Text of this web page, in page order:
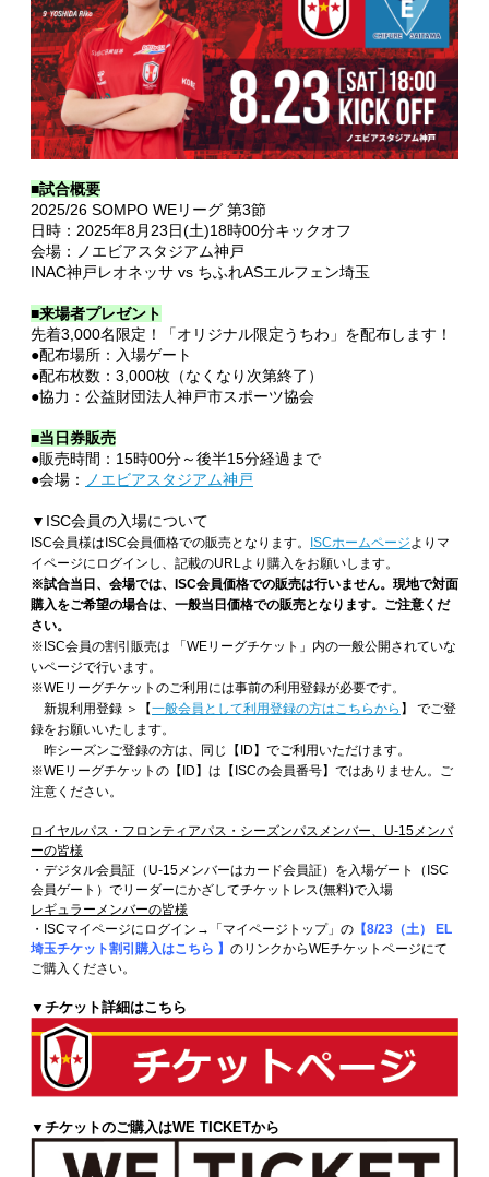
■試合概要
2025/26 SOMPO WEリーグ 第3節
日時：2025年8月23日(土)18時00分キックオフ
会場：ノエビアスタジアム神戸
INAC神戸レオネッサ vs ちふれASエルフェン埼玉
■来場者プレゼント
先着3,000名限定！「オリジナル限定うちわ」を配布します！
●配布場所：入場ゲート
●配布枚数：3,000枚（なくなり次第終了）
●協力：公益財団法人神戸市スポーツ協会
■当日券販売
●販売時間：15時00分～後半15分経過まで
●会場：
ノエビアスタジアム神戸
▼ISC会員の入場について
ISC会員様はISC会員価格での販売となります。 ISCホームページ よりマ
イページにログインし、記載のURLより購入をお願いします。
※試合当日、会場では、ISC会員価格での販売は行いません。現地で対面
購入をご希望の場合は、一般当日価格での販売となります。ご注意くだ
さい。
※ISC会員の割引販売は 「WEリーグチケット」内の一般公開されていな
いページで行います。
※WEリーグチケットのご利用には事前の利用登録が必要です。
新規利用登録 ＞【一般会員として利用登録の方はこちらから 】 でご登
録をお願いいたします。
昨シーズンご登録の方は、同じ【ID】でご利用いただけます。
※WEリーグチケットの【ID】は【ISCの会員番号】ではありません。ご
注意ください。
ロイヤルパス・フロンティアパス・シーズンパスメンバー、U-15メンバ
ーの皆様
・デジタル会員証（U-15メンバーはカード会員証）を入場ゲート（ISC
会員ゲート）でリーダーにかざしてチケットレス(無料)で入場
レギュラーメンバーの皆様
・ISCマイページにログイン→「マイページトップ」の 【8/23（土） EL
埼玉チケット割引購入はこちら 】 のリンクからWEチケットページにて
ご購入ください。
▼チケット詳細はこちら
▼チケットのご購入はWE TICKETから